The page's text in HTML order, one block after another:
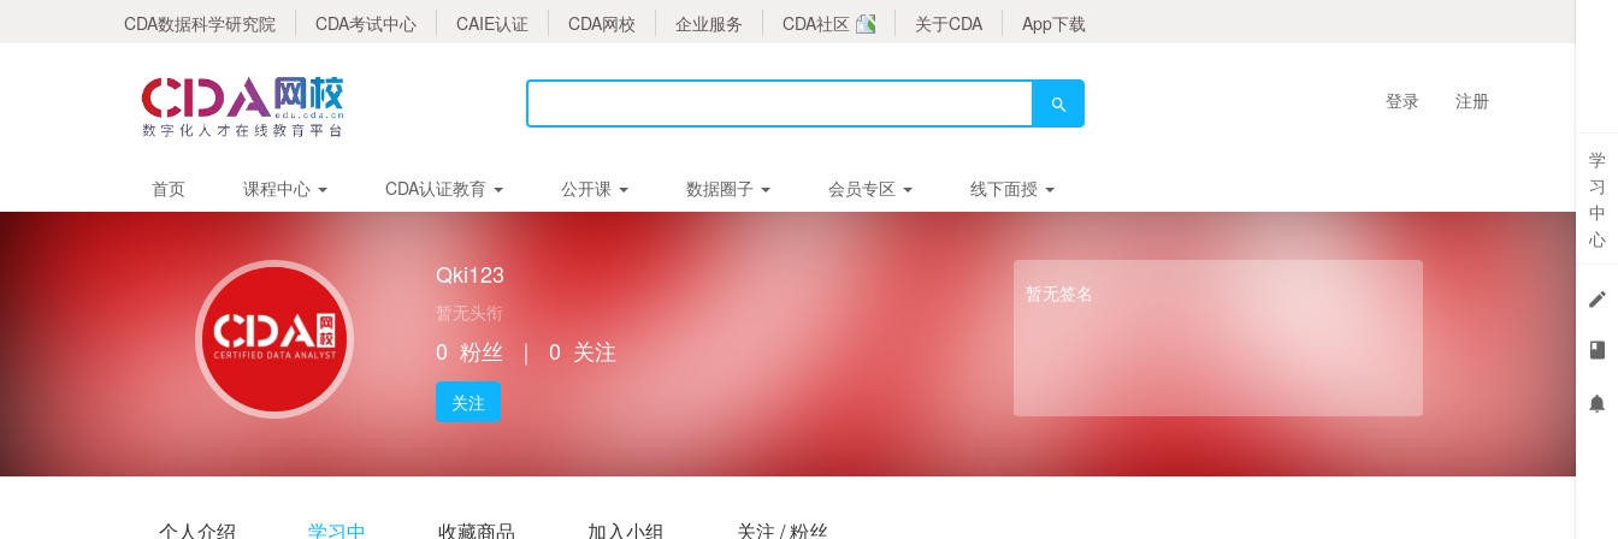
CDA数据科学研究院 CDA考试中心 CAIE认证 CDA网校 企业服务 CDA社区 关于CDA App下载
登录 注册
首页 课程中心 CDA认证教育 公开课 数据圈子 会员专区 线下面授
Qki123
暂无头衔
0 粉丝 ｜ 0 关注
关注
暂无签名
个人介绍 学习中 收藏商品 加入小组 关注 / 粉丝
学
习
中
心